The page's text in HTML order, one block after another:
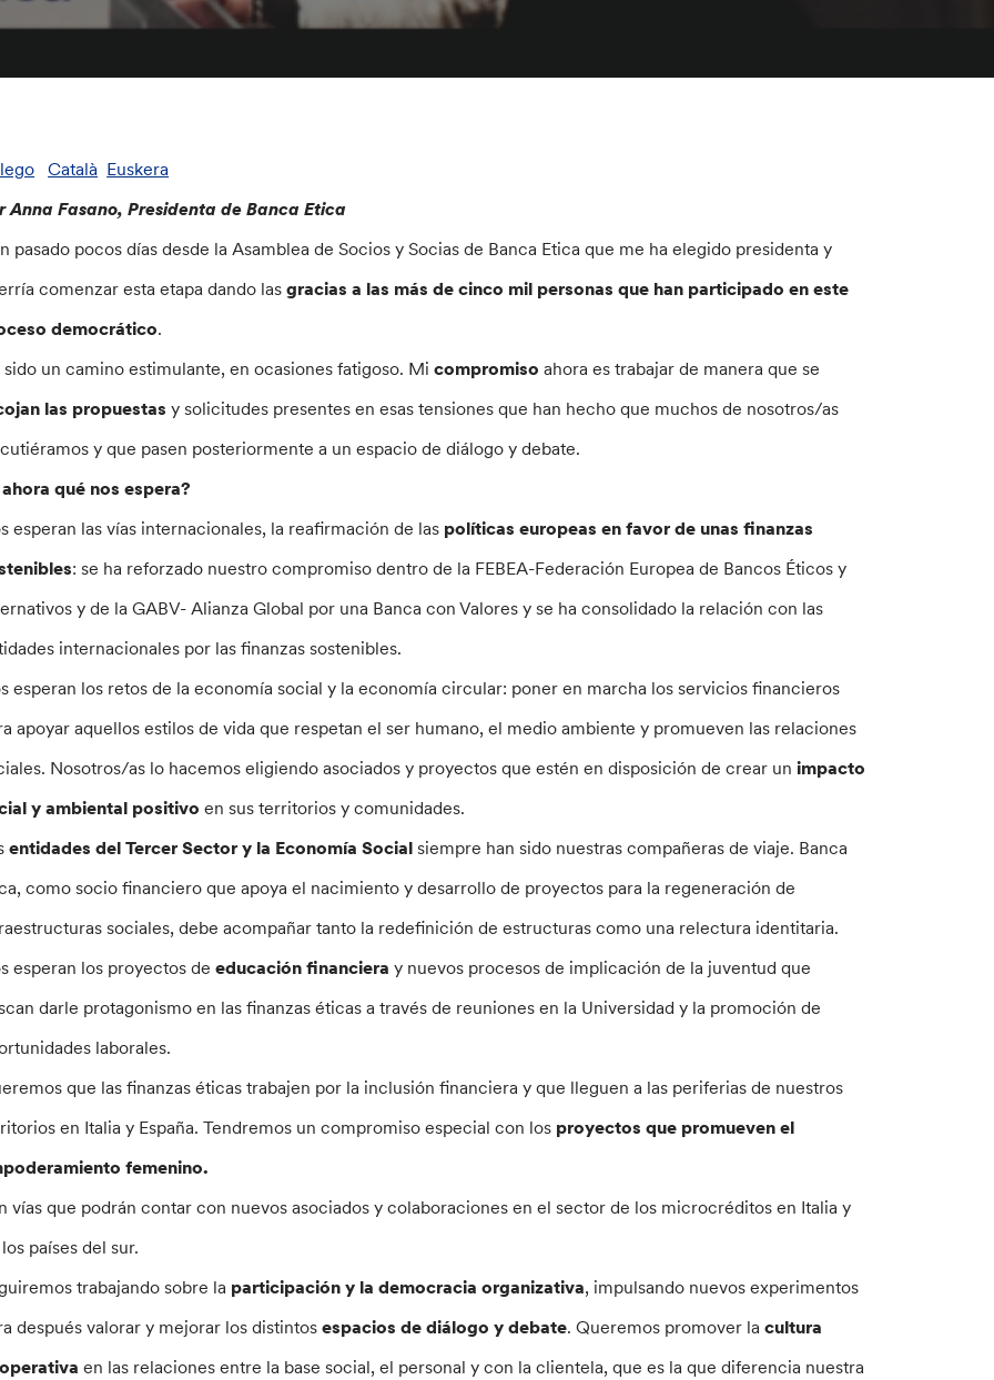
Català Euskera
Anna Fasano, Presidenta de Banca Etica
pasado pocos días desde la Asamblea de Socios y Socias de Banca Etica que me ha elegido presidenta y
comenzar esta etapa dando lasgracias a las más de cinco mil personas que han participado en este
democrático.
sido un camino estimulante, en ocasiones fatigoso. Micompromiso ahora es trabajar de manera que se
las propuestasy solicitudes presentes en esas tensiones que han hecho que muchos de nosotros/as
y que pasen posteriormente a un espacio de diálogo y debate.
ahora qué nos espera?
esperan las vías internacionales, la reafirmación de las políticas europeas en favor de unas finanzas
: se ha reforzado nuestro compromiso dentro de la FEBEA-Federación Europea de Bancos Éticos y
y de la GABV- Alianza Global por una Banca con Valores y se ha consolidado la relación con las
internacionales por las finanzas sostenibles.
esperan los retos de la economía social y la economía circular: poner en marcha los servicios financieros
apoyar aquellos estilos de vida que respetan el ser humano, el medio ambiente y promueven las relaciones
Nosotros/as lo hacemos eligiendo asociados y proyectos que estén en disposición de crear unimpacto
y ambiental positivoen sus territorios y comunidades.
entidades del Tercer Sector y la Economía Socialsiempre han sido nuestras compañeras de viaje. Banca
como socio financiero que apoya el nacimiento y desarrollo de proyectos para la regeneración de
sociales, debe acompañar tanto la redefinición de estructuras como una relectura identitaria.
esperan los proyectos deeducación financiera y nuevos procesos de implicación de la juventud que
darle protagonismo en las finanzas éticas a través de reuniones en la Universidad y la promoción de
laborales.
que las finanzas éticas trabajen por la inclusión financiera y que lleguen a las periferias de nuestros
en Italia y España. Tendremos un compromiso especial con los proyectos que promueven el
femenino.
vías que podrán contar con nuevos asociados y colaboraciones en el sector de los microcréditos en Italia y
países del sur.
trabajando sobre la participación y la democracia organizativa, impulsando nuevos experimentos
después valorar y mejorar los distintosespacios de diálogo y debate. Queremos promover la cultura
en las relaciones entre la base social, el personal y con la clientela, que es la que diferencia nuestra